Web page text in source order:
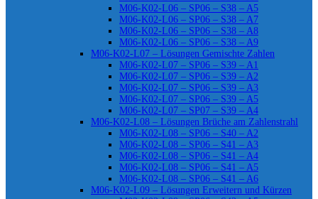
M06-K02-L06 – SP06 – S38 – A5
M06-K02-L06 – SP06 – S38 – A7
M06-K02-L06 – SP06 – S38 – A8
M06-K02-L06 – SP06 – S38 – A9
M06-K02-L07 – Lösungen Gemischte Zahlen
M06-K02-L07 – SP06 – S39 – A1
M06-K02-L07 – SP06 – S39 – A2
M06-K02-L07 – SP06 – S39 – A3
M06-K02-L07 – SP06 – S39 – A5
M06-K02-L07 – SP07 – S39 – A4
M06-K02-L08 – Lösungen Brüche am Zahlenstrahl
M06-K02-L08 – SP06 – S40 – A2
M06-K02-L08 – SP06 – S41 – A3
M06-K02-L08 – SP06 – S41 – A4
M06-K02-L08 – SP06 – S41 – A5
M06-K02-L08 – SP06 – S41 – A6
M06-K02-L09 – Lösungen Erweitern und Kürzen